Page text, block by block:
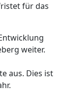
für das
weiter.
aus. Dies ist